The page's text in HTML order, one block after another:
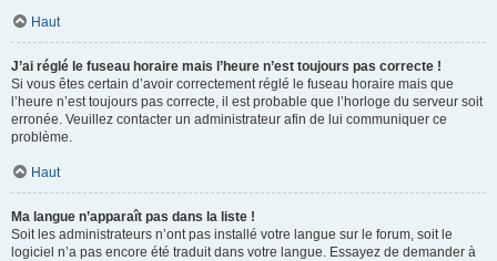
Haut
J’ai réglé le fuseau horaire mais l’heure n’est toujours pas correcte !
Si vous êtes certain d’avoir correctement réglé le fuseau horaire mais que
l’heure n’est toujours pas correcte, il est probable que l’horloge du serveur soit
erronée. Veuillez contacter un administrateur afin de lui communiquer ce
problème.
Haut
Ma langue n’apparaît pas dans la liste !
Soit les administrateurs n’ont pas installé votre langue sur le forum, soit le
logiciel n’a pas encore été traduit dans votre langue. Essayez de demander à